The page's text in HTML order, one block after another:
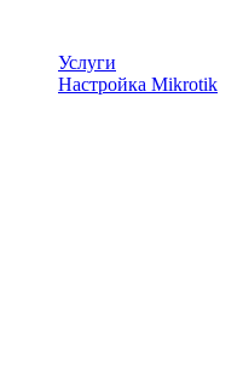
Услуги
Настройка Mikrotik